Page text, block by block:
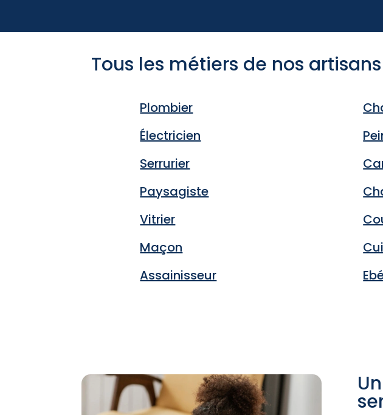
Tous les métiers de nos
Plombier
Électricien
Serrurier
Paysagiste
Vitrier
Maçon
Assainisseur